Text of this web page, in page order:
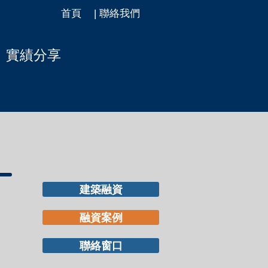
首頁 | 聯絡我們
實績分享
建築融資
融資案例
聯絡窗口